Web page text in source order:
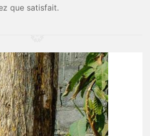
que satisfait.